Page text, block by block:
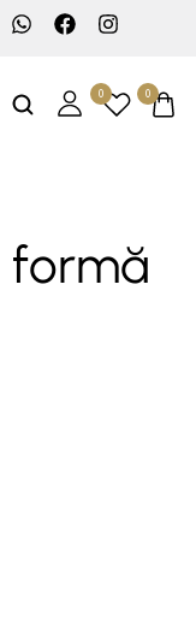
0 0
formă